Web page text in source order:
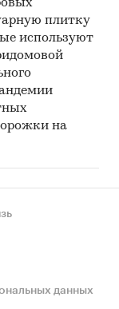
плитку
используют
на
данных